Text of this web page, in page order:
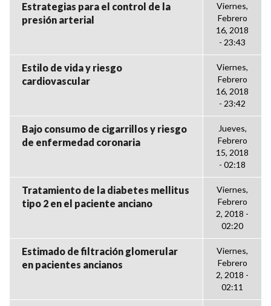
Estrategias para el control de la
presión arterial
Viernes,
Febrero
16, 2018
- 23:43
Estilo de vida y riesgo
cardiovascular
Viernes,
Febrero
16, 2018
- 23:42
Bajo consumo de cigarrillos y riesgo
de enfermedad coronaria
Jueves,
Febrero
15, 2018
- 02:18
Tratamiento de la diabetes mellitus
tipo 2 en el paciente anciano
Viernes,
Febrero
2, 2018 -
02:20
Estimado de filtración glomerular
en pacientes ancianos
Viernes,
Febrero
2, 2018 -
02:11